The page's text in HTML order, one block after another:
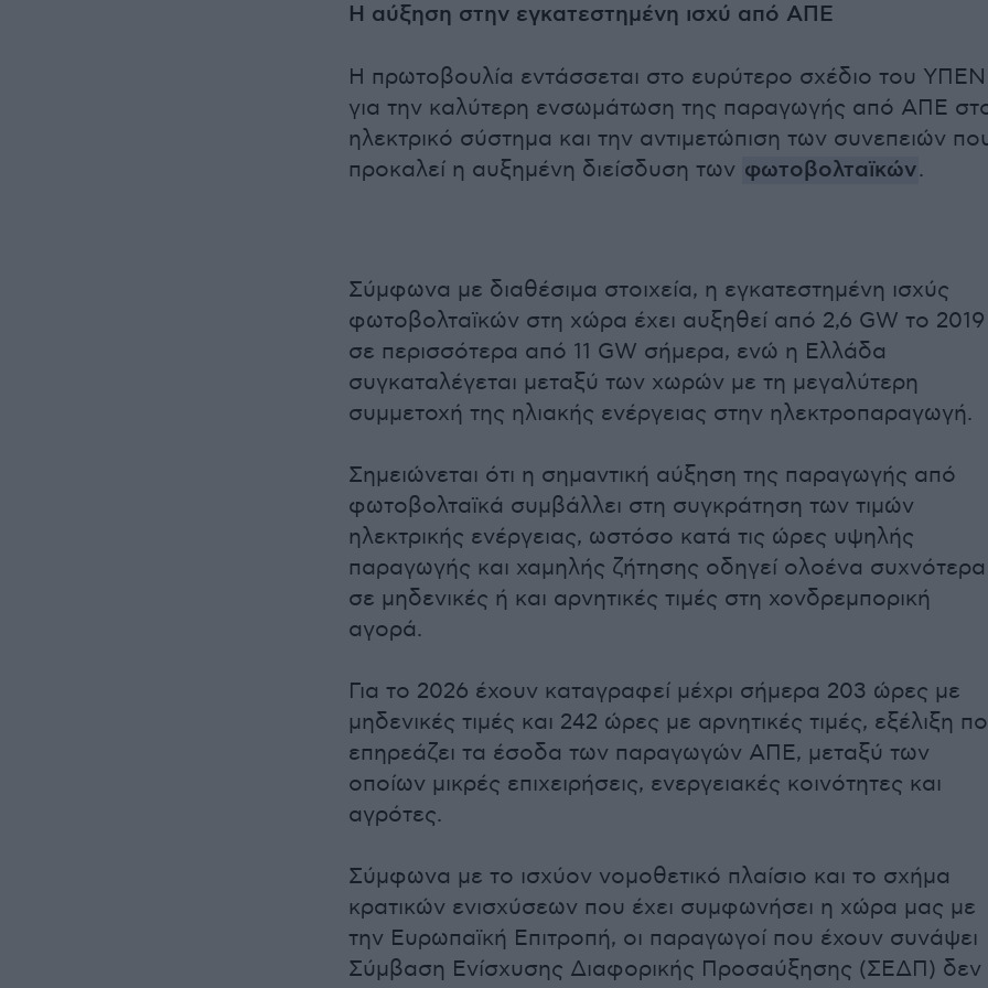
Η αύξηση στην εγκατεστημένη ισχύ από ΑΠΕ
Η πρωτοβουλία εντάσσεται στο ευρύτερο σχέδιο του ΥΠΕΝ
για την καλύτερη ενσωμάτωση της παραγωγής από ΑΠΕ
ηλεκτρικό σύστημα και την αντιμετώπιση των συνεπειών
προκαλεί η αυξημένη διείσδυση των φωτοβολταϊκών.
Σύμφωνα με διαθέσιμα στοιχεία, η εγκατεστημένη ισχύς
φωτοβολταϊκών στη χώρα έχει αυξηθεί από 2,6 GW το 2019
σε περισσότερα από 11 GW σήμερα, ενώ η Ελλάδα
συγκαταλέγεται μεταξύ των χωρών με τη μεγαλύτερη
συμμετοχή της ηλιακής ενέργειας στην ηλεκτροπαραγωγή.
Σημειώνεται ότι η σημαντική αύξηση της παραγωγής από
φωτοβολταϊκά συμβάλλει στη συγκράτηση των τιμών
ηλεκτρικής ενέργειας, ωστόσο κατά τις ώρες υψηλής
παραγωγής και χαμηλής ζήτησης οδηγεί ολοένα συχνότερα
σε μηδενικές ή και αρνητικές τιμές στη χονδρεμπορική
αγορά.
Για το 2026 έχουν καταγραφεί μέχρι σήμερα 203 ώρες με
μηδενικές τιμές και 242 ώρες με αρνητικές τιμές, εξέλιξη
επηρεάζει τα έσοδα των παραγωγών ΑΠΕ, μεταξύ των
οποίων μικρές επιχειρήσεις, ενεργειακές κοινότητες και
αγρότες.
Σύμφωνα με το ισχύον νομοθετικό πλαίσιο και το σχήμα
κρατικών ενισχύσεων που έχει συμφωνήσει η χώρα μας με
την Ευρωπαϊκή Επιτροπή, οι παραγωγοί που έχουν συνάψει
Σύμβαση Ενίσχυσης Διαφορικής Προσαύξησης (ΣΕΔΠ) δεν